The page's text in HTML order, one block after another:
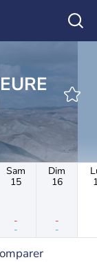
Sam
15
-
-
Dim
16
-
-